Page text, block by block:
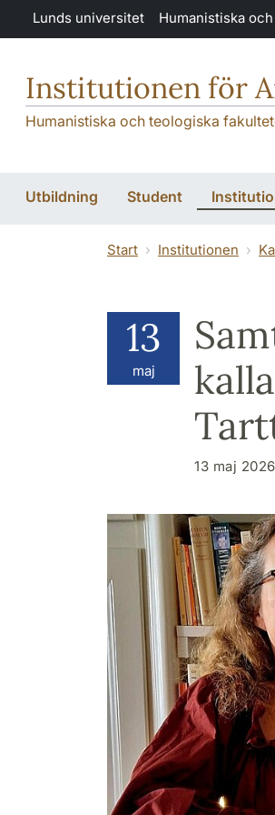
Hoppa till huvudinnehåll
Lunds universitet Humanistiska
Institutionen för
Humanistiska och teologiska
Utbildning Student
Start Institutionen
13
maj
13 maj